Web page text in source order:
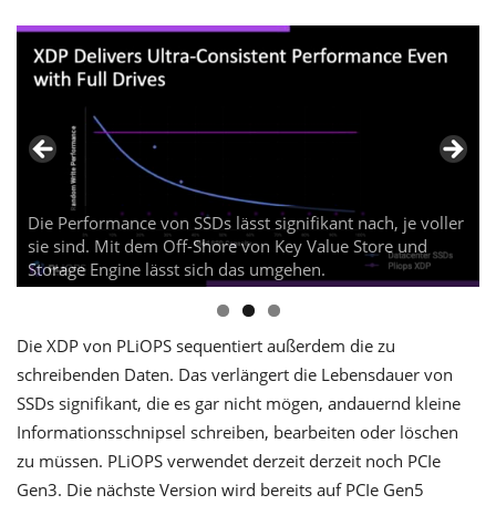
Die Performance von SSDs lässt signifikant nach, je voller
sie sind. Mit dem Off-Shore von Key Value Store und
Storage Engine lässt sich das umgehen.
Die XDP von PLiOPS sequentiert außerdem die zu
schreibenden Daten. Das verlängert die Lebensdauer von
SSDs signifikant, die es gar nicht mögen, andauernd kleine
Informationsschnipsel schreiben, bearbeiten oder löschen
zu müssen. PLiOPS verwendet derzeit derzeit noch PCIe
Gen3. Die nächste Version wird bereits auf PCIe Gen5